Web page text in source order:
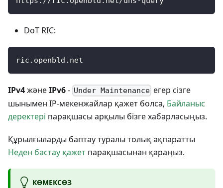
DoT RIC:
ric.openbld.net
IPv4жәнеIPv6- Under Maintenance егер сізге
шынымен IP-мекенжайлар қажет болса, Байланыс
деректері парақшасы арқылы бізге хабарласыңыз.
Құрылғыларды баптау туралы толық ақпаратты
Неден бастау қажет парақшасынан қараңыз.
КӨМЕКСӨЗ